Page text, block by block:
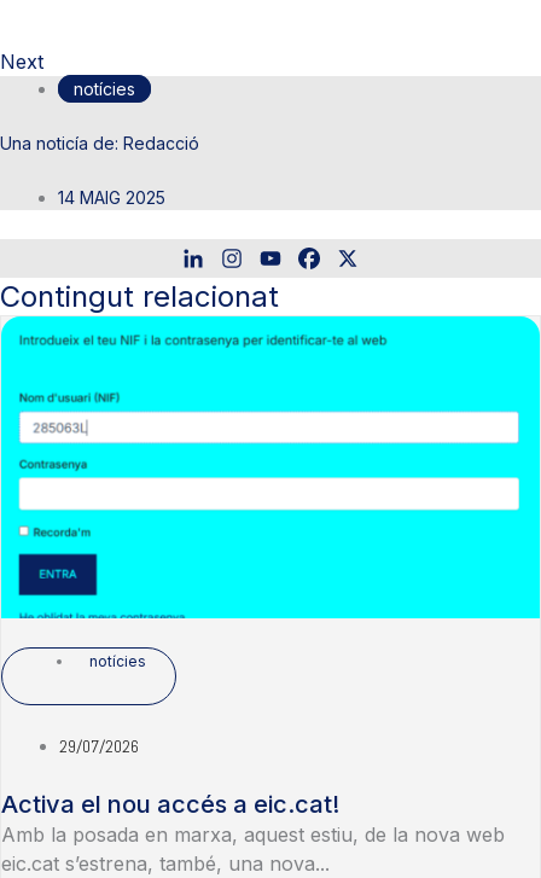
Next
notícies
Redacció
14 MAIG 2025
Contingut relacionat
notícies
29/07/2026
Activa el nou accés a eic.cat!
Amb la posada en marxa, aquest estiu, de la nova web
eic.cat s’estrena, també, una nova...